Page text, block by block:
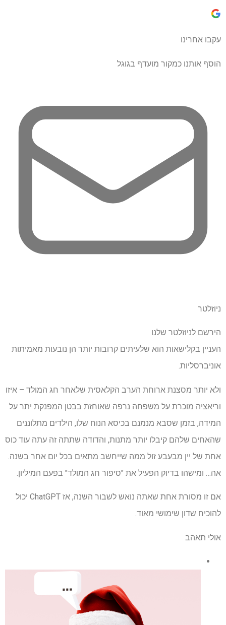
עקבו אחרינו
הוסף אותנו כמקור מועדף בגוגל
ניוזלטר
הירשם לניוזלטר שלנו
העניין בקלישאות הוא שלעיתים קרובות יותר הן נובעות מאמיתות
אוניברסליות.
ולא יותר מסצנת ארוחת הערב הקלאסית שלאחר חג המולד – איזו
וריאציה מוכרת על משפחה נרפה שאוחזת בבטן המפנקת יתר על
המידה, בזמן שסבא מנמנם בכיסא הנוח שלו, הילדים מתלוננים
שהאחים שלהם קיבלו יותר מתנות, והדודה שתתה זה עתה עוד כוס
אחת של יין מבעבע זול ממה שייחשב מתאים בכל יום אחר בשנה.
אה… ומישהו בדיוק הפעיל את "סיפור חג המולד" בפעם המיליון.
אם זו מסורת אחת שאתה נואש לשבור השנה, אז ChatGPT יכול
להוכיח שדון שימושי מאוד.
אולי תאהב